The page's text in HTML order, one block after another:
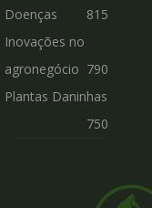
Doenças
815
Inovações no
agronegócio 790
Plantas Daninhas
750